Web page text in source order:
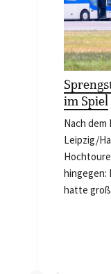
im Spiel
Nach
Leipzig/
hingegen:
hatte